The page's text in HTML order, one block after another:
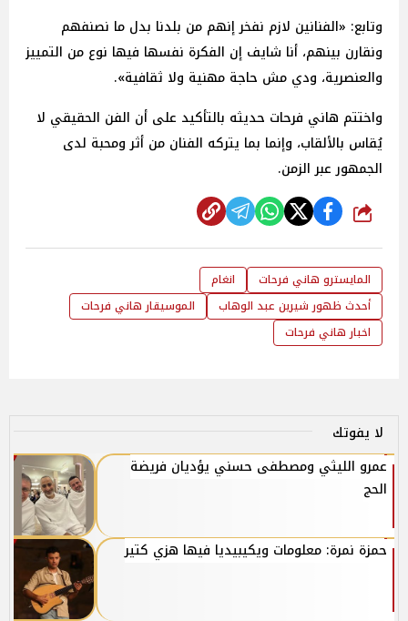
وتابع: «الفنانين لازم نفخر إنهم من بلدنا بدل ما نصنفهم
ونقارن بينهم، أنا شايف إن الفكرة نفسها فيها نوع من التمييز
والعنصرية، ودي مش حاجة مهنية ولا ثقافية».
واختتم هاني فرحات حديثه بالتأكيد على أن الفن الحقيقي لا
يُقاس بالألقاب، وإنما بما يتركه الفنان من أثر ومحبة لدى
الجمهور عبر الزمن.
شارك
المايسترو هاني فرحات
انغام
أحدث ظهور شيرين عبد الوهاب
الموسيقار هاني فرحات
اخبار هاني فرحات
لا يفوتك
عمرو الليثي ومصطفى حسني يؤديان فريضة
الحج
حمزة نمرة: معلومات ويكيبيديا فيها هزي كتير